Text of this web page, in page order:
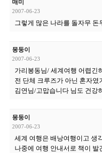
매미
2007-06-23
그렇게 많은 나라를 돌자무
몽둥이
2007-06-23
가리봉동님/ 세계여행 어렵긴
전 단체 크루즈가 아닌 혼자
김연님/고맙습니다 님도 건강
몽둥이
2007-06-23
세계 여행은 배낭여행이고 생
나중에 여행 안내서로 책이